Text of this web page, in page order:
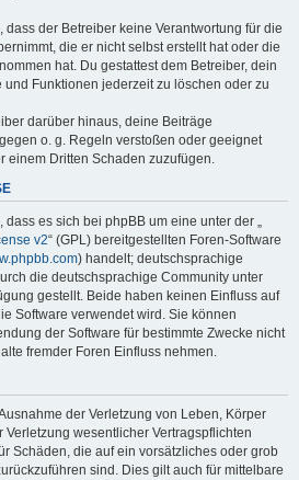
dass der Betreiber keine Verantwortung für die
die er nicht selbst erstellt hat oder die
hat. Du gestattest dem Betreiber, dein
und Funktionen jederzeit zu löschen oder zu
darüber hinaus, deine Beiträge
o. g. Regeln verstoßen oder geeignet
einem Dritten Schaden zuzufügen.
dass es sich bei phpBB um eine unter der „
v2“ (GPL) bereitgestellten Foren-Software
) handelt; deutschsprachige
die deutschsprachige Community unter
gestellt. Beide haben keinen Einfluss auf
Software verwendet wird. Sie können
der Software für bestimmte Zwecke nicht
fremder Foren Einfluss nehmen.
der Verletzung von Leben, Körper
wesentlicher Vertragspflichten
Schäden, die auf ein vorsätzliches oder grob
sind. Dies gilt auch für mittelbare